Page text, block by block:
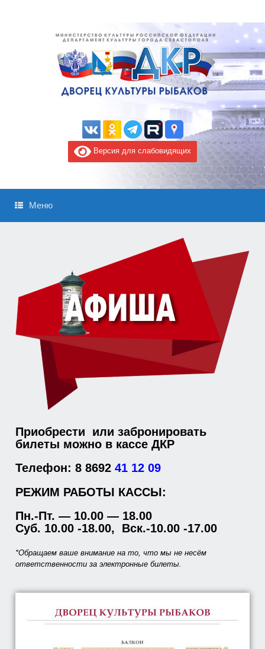
Версия для слабовидящих
Меню
Приобрести или забронировать
билеты можно в кассе ДКР
Телефон: 8 8692 41 12 09
РЕЖИМ РАБОТЫ КАССЫ:
Пн.-Пт. — 10.00 — 18.00
Суб. 10.00 -18.00, Вск.-10.00 -17.00
*Обращаем ваше внимание на то, что мы не несём
ответственности за электронные билеты.